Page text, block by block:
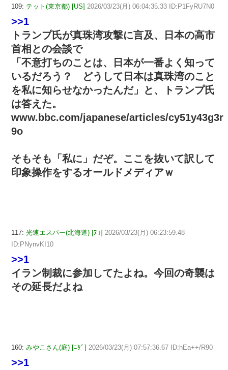
109: テット(東京都) [US] 2026/03/23(月) 06:04:35.33 ID:P1FyRU7N0
>>1
トランプ氏が真珠湾攻撃に言及、日本の高市
首相との会談で
「不意打ちのことは、日本が一番よく知って
いるだろう？ どうして日本は真珠湾のこと
を私に知らせなかったんだ」と、トランプ氏
は答えた。
www.bbc.com/japanese/articles/cy51y43g3r
9o
そもそも「私に」だぞ。ここを抜いて訳して
印象操作をするオールドメディアｗ
117: 光速エスパー(北海道) [ﾇｺ] 2026/03/23(月) 06:23:59.48
ID:PNynvKI10
>>1
イラン制裁に参加してたよね。今回の奇襲は
その延長だよね
160: みやこさん(庭) [ﾆﾀﾞ] 2026/03/23(月) 07:57:36.67 ID:hEa++/R90
>>1